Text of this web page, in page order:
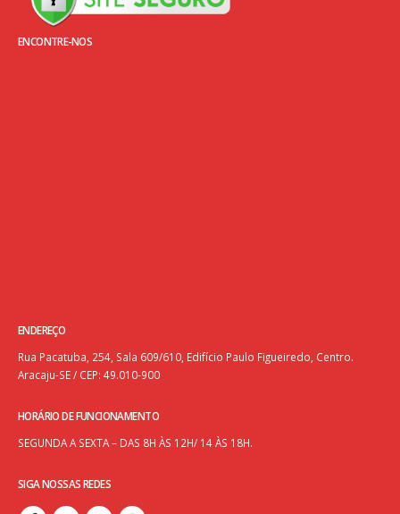
ENCONTRE-NOS
ENDEREÇO
Rua Pacatuba, 254, Sala 609/610, Edifício Paulo Figueiredo, Centro.
Aracaju-SE / CEP: 49.010-900
HORÁRIO DE FUNCIONAMENTO
SEGUNDA A SEXTA – DAS 8H ÀS 12H/ 14 ÀS 18H.
SIGA NOSSAS REDES